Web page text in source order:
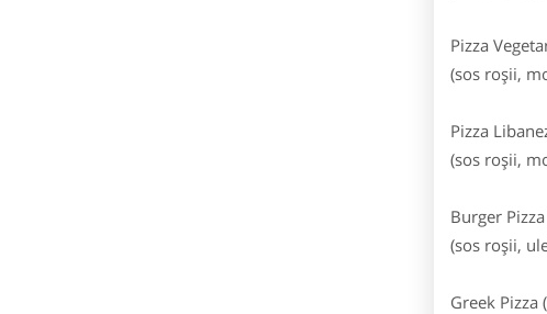
Pizza
(sos roşii,
Pizza
(sos roşii,
Burger
(sos roşii,
Greek